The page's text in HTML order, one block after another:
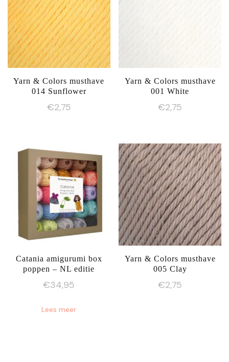
Yarn & Colors musthave
014 Sunflower
€2,75
Yarn & Colors musthave
001 White
€2,75
Catania amigurumi box
poppen – NL editie
€34,95
Lees meer
Yarn & Colors musthave
005 Clay
€2,75